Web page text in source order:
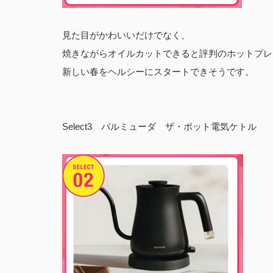
見た目がかわいいだけでなく、
焼きながらオイルカットできると評判のホットプ
新しい春をヘルシーにスタートできそうです。
Select3 バルミューダ ザ・ポット電気ケトル